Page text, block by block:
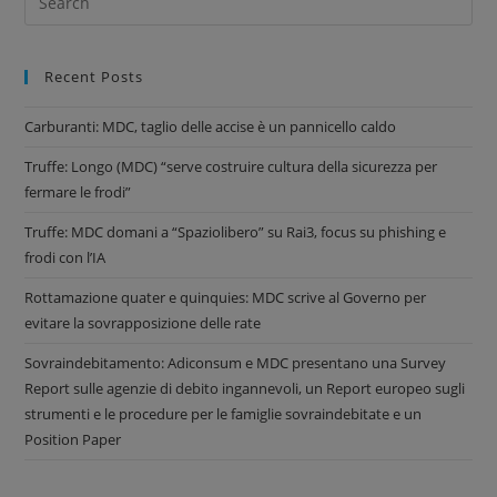
Recent Posts
Carburanti: MDC, taglio delle accise è un pannicello caldo
Truffe: Longo (MDC) “serve costruire cultura della sicurezza per
fermare le frodi”
Truffe: MDC domani a “Spaziolibero” su Rai3, focus su phishing e
frodi con l’IA
Rottamazione quater e quinquies: MDC scrive al Governo per
evitare la sovrapposizione delle rate
Sovraindebitamento: Adiconsum e MDC presentano una Survey
Report sulle agenzie di debito ingannevoli, un Report europeo sugli
strumenti e le procedure per le famiglie sovraindebitate e un
Position Paper